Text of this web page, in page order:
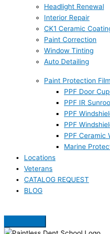
Headlight Renewal
Interior Repair
CK1 Ceramic
Paint Correction
Window Tinting
Auto Detailing
Paint Protection Film
PPF Door
PPF IR
PPF
PPF
PPF Ceramic
Marine
Locations
Veterans
CATALOG REQUEST
BLOG